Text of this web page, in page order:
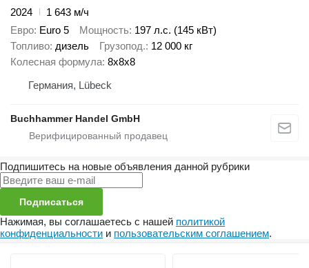
2024
1 643 м/ч
Евро Euro 5 Мощность 197 л.с. (145 кВт)
Топливо дизель Грузопод. 12 000 кг
Колесная формула 8x8x8
Германия, Lübeck
Buchhammer Handel GmbH
Подпишитесь на новые объявления данной рубрики
Подписаться
Нажимая, вы соглашаетесь с нашей политикой
конфиденциальности и пользовательским соглашением.